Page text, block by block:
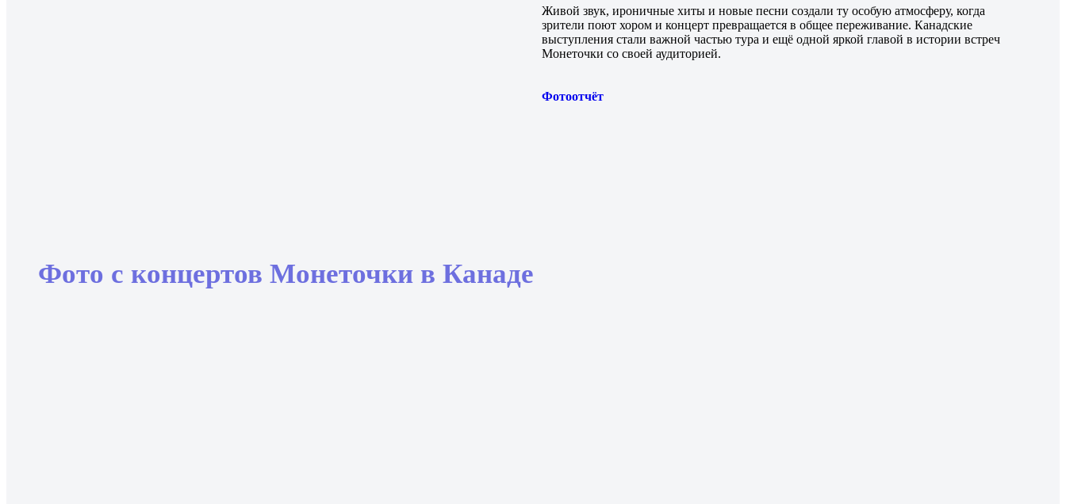
Живой звук, ироничные хиты и новые песни создали ту особую атмосферу, когда
зрители поют хором и концерт превращается в общее переживание. Канадские
выступления стали важной частью тура и ещё одной яркой главой в истории встреч
Монеточки со своей аудиторией.
Фотоотчёт
Фото с концертов Монеточки в Канаде